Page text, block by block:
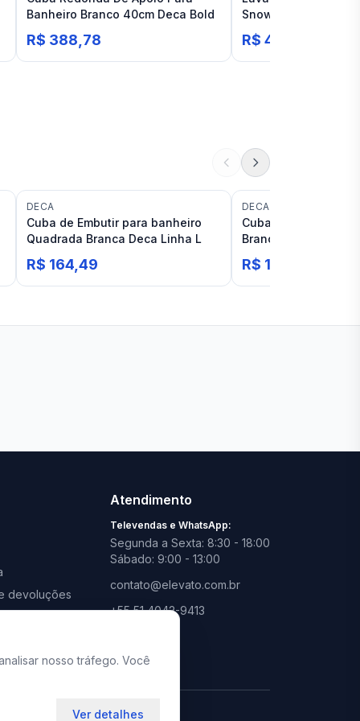
Banheiro Branco 40cm Deca Bold
R$ 388,78
Snow 01
R$ 400,96
DECA
Cuba de Embutir para banheiro
Quadrada Branca Deca Linha L
R$ 164,49
DECA
Cuba Retangular de
Branco Deca Linha L
R$ 181,36
devoluções
Atendimento
Televendas e WhatsApp:
Segunda a Sexta: 8:30 - 18:00
Sábado: 9:00 - 13:00
contato@elevato.com.br
+55 51 4042-9413
consulte aqui
nosso tráfego. Você
Ver detalhes